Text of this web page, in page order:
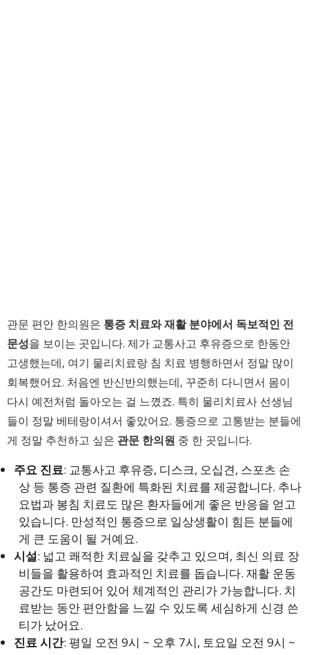
관문 편안 한의원은 통증 치료와 재활 분야에서 독보적인 전
문성을 보이는 곳입니다. 제가 교통사고 후유증으로 한동안
고생했는데, 여기 물리치료랑 침 치료 병행하면서 정말 많이
회복했어요. 처음엔 반신반의했는데, 꾸준히 다니면서 몸이
다시 예전처럼 돌아오는 걸 느꼈죠. 특히 물리치료사 선생님
들이 정말 베테랑이셔서 좋았어요. 통증으로 고통받는 분들에
게 정말 추천하고 싶은 관문 한의원 중 한 곳입니다.
주요 진료: 교통사고 후유증, 디스크, 오십견, 스포츠 손
상 등 통증 관련 질환에 특화된 치료를 제공합니다. 추나
요법과 봉침 치료도 많은 환자들에게 좋은 반응을 얻고
있습니다. 만성적인 통증으로 일상생활이 힘든 분들에
게 큰 도움이 될 거예요.
시설: 넓고 쾌적한 치료실을 갖추고 있으며, 최신 의료 장
비들을 활용하여 효과적인 치료를 돕습니다. 재활 운동
공간도 마련되어 있어 체계적인 관리가 가능합니다. 치
료받는 동안 편안함을 느낄 수 있도록 세심하게 신경 쓴
티가 났어요.
진료 시간: 평일 오전 9시 ~ 오후 7시, 토요일 오전 9시 ~